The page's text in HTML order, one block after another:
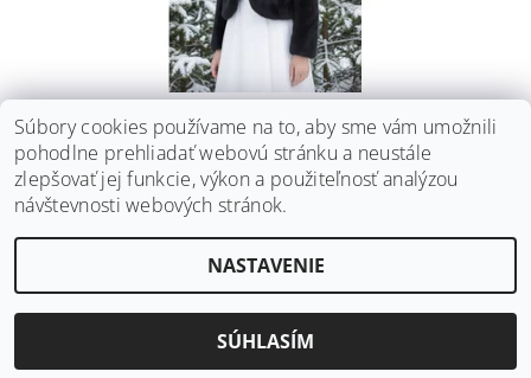
PREŠÍVANÝ ZIMNÝ KOŽÚŠOK - ČIERNY: BS-05
€84 DETAIL
2026 ©Svadobné doplnky BRIANNA, všetky práva vyhradené
Vytvoril Shoptet
Súbory cookies používame na to, aby sme vám umožnili
pohodlne prehliadať webovú stránku a neustále
zlepšovať jej funkcie, výkon a použiteľnosť analýzou
návštevnosti webových stránok.
NASTAVENIE
SÚHLASÍM